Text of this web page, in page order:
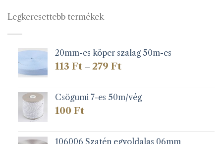
Legkeresettebb termékek
20mm-es köper szalag 50m-es
113 Ft – 279 FtÁrtartomány:
279 Ft
Csögumi 7-es 50m/vég
100 Ft
106006 Szatén egyoldalas 06mm